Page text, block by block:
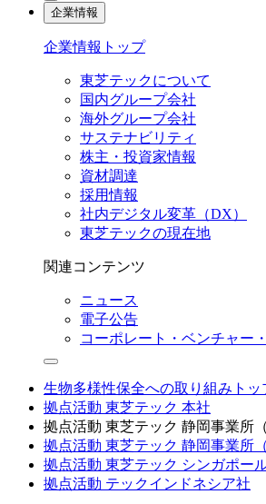
企業情報
企業情報トップ
東芝テックについて
国内グループ会社
海外グループ会社
サステナビリティ
株主・投資家情報
資材調達
採用情報
社内デジタル変革（DX）
東芝テックの現在地
関連コンテンツ
ニュース
電子公告
コーポレート・ベンチャー
生物多様性保全への取り組みトッ
拠点活動 東芝テック 本社
拠点活動 東芝テック 静岡事業所（
拠点活動 東芝テック 静岡事業所（
拠点活動 東芝テック シンガポー
拠点活動 テックインドネシア社